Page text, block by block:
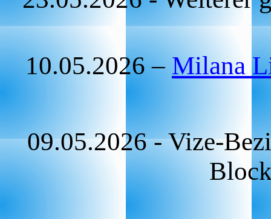
10.05.2026 – Milana
09.05.2026 - Vize-